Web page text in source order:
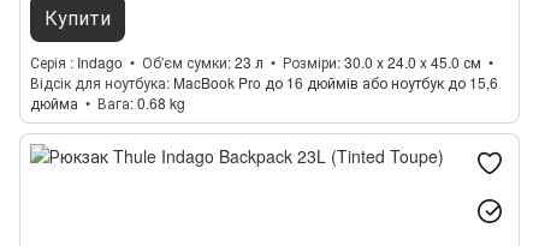
Купити
Серія Indago Об'єм сумки 23 л Розміри 30.0 x 24.0 x 45.0 см
Відсік для ноутбука MacBook Pro до 16 дюймів або ноутбук до 15,6
дюйма
Вага 0.68 kg